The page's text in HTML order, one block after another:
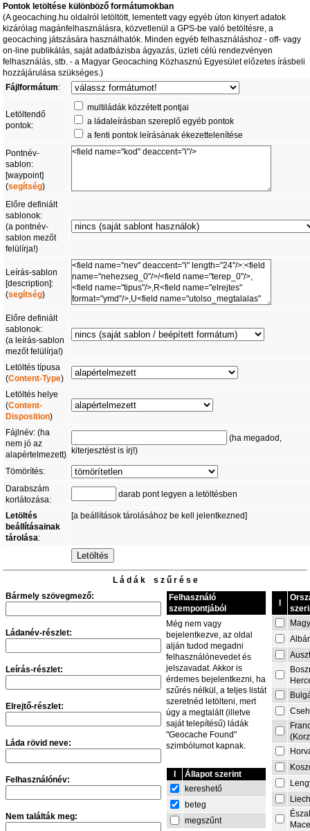
Pontok letöltése különböző formátumokban
(A geocaching.hu oldalról letöltött, lementett vagy egyéb úton kinyert adatok
kizárólag magánfelhasználásra, közvetlenül a GPS-be való betöltésre, a
geocaching játszására használhatók. Minden egyéb felhasználáshoz - off- vagy
on-line publikálás, saját adatbázisba ágyazás, üzleti célú rendezvényen
felhasználás, stb. - a Magyar Geocaching Közhasznú Egyesület előzetes írásbeli
hozzájárulása szükséges.)
Fájlformátum:
Letöltendő
pontok:
multiládák közzétett pontjai
a ládaleírásban szereplő egyéb pontok
a fenti pontok leírásának ékezettelenítése
Pontnév-
sablon:
[waypoint]
(segítség)
Előre definiált
sablonok:
(a pontnév-
sablon mezőt
felülírja!)
Leírás-sablon
[description]:
(segítség)
Előre definiált
sablonok:
(a leírás-sablon
mezőt felülírja!)
Letöltés típusa
(Content-Type)
Letöltés helye
(Content-
Disposition)
Fájlnév: (ha
nem jó az
alapértelmezett)
(ha megadod,
kiterjesztést is írj!)
Tömörítés:
Darabszám
korlátozása:
darab pont legyen a letöltésben
Letöltés
beállításainak
tárolása:
[a beállítások tárolásához be kell jelentkezned]
L á d á k s z ű r é s e
Bármely szövegmező:
Ládanév-részlet:
Leírás-részlet:
Elrejtő-részlet:
Láda rövid neve:
Felhasználónév:
Nem találták meg:
Felhasználó
szempontjából
Még nem vagy
bejelentkezve, az oldal
alján tudod megadni
felhasználónevedet és
jelszavadat. Akkor is
érdemes bejelentkezni, ha
szűrés nélkül, a teljes listát
szeretnéd letölteni, mert
úgy a megtalált (illetve
saját telepítésű) ládák
"Geocache Found"
szimbólumot kapnak.
Állapot szerint
kereshető
beteg
megszűnt